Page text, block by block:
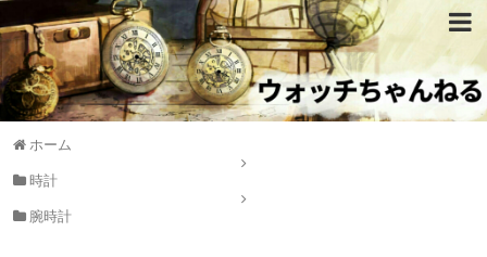
ホーム
時計
腕時計